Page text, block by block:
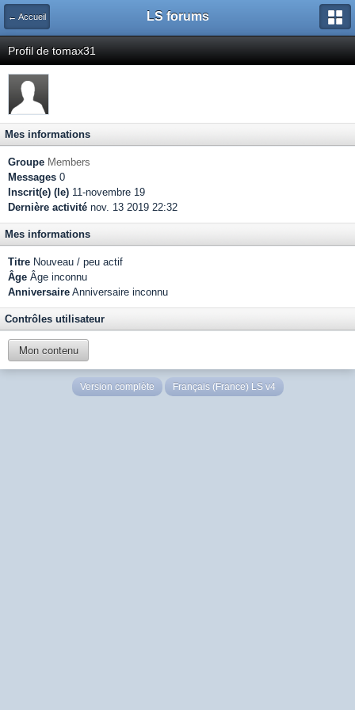
← Accueil LS forums
Profil de tomax31
Mes informations
Groupe Members
Messages 0
Inscrit(e) (le) 11-novembre 19
Dernière activité nov. 13 2019 22:32
Mes informations
Titre Nouveau / peu actif
Âge Âge inconnu
Anniversaire Anniversaire inconnu
Contrôles utilisateur
Mon contenu
Version complète Français (France) LS v4